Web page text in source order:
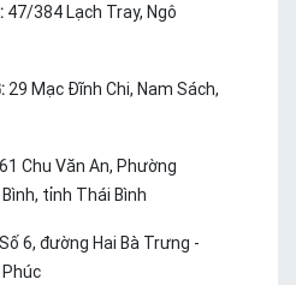
47/384 Lạch Tray, Ngô
29 Mạc Đĩnh Chi, Nam Sách,
61 Chu Văn An, Phường
tỉnh Thái Bình
Số 6, đường Hai Bà Trưng -